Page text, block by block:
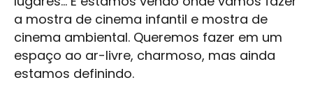
a mostra de cinema infantil e mostra de
cinema ambiental. Queremos fazer em um
espaço ao ar-livre, charmoso, mas ainda
estamos definindo.